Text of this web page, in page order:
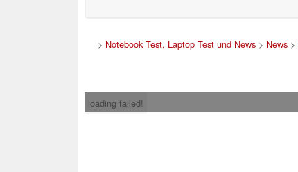
> Notebook Test, Laptop Test und News> News>
loading failed!